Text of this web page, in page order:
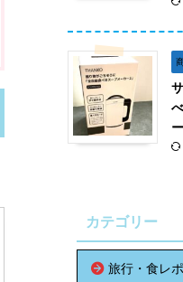
カテゴリー
旅行・食レポ